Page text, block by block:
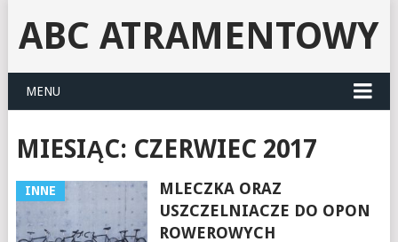
ABC ATRAMENTOWY
MENU
MIESIĄC: CZERWIEC 2017
INNE
MLECZKA ORAZ
USZCZELNIACZE DO OPON
ROWEROWYCH